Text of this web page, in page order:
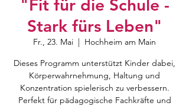
"Fit für die Schule -
Stark fürs Leben"
Fr., 23. Mai
  |
Hochheim am Main
Dieses Programm unterstützt Kinder dabei,
Körperwahrnehmung, Haltung und
Konzentration spielerisch zu verbessern.
Perfekt für pädagogische Fachkräfte und